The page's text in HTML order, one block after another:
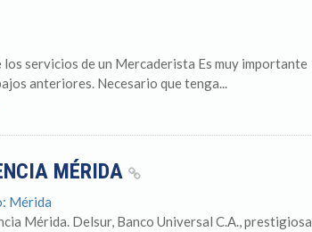
servicios de un Mercaderista Es muy importante
anteriores. Necesario que tenga...
MÉRIDA
Mérida
Mérida. Delsur, Banco Universal C.A., prestigiosa